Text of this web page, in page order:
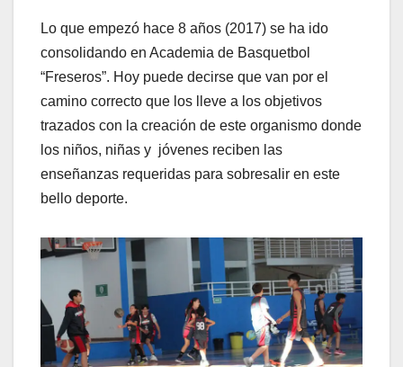
Lo que empezó hace 8 años (2017) se ha ido
consolidando en Academia de Basquetbol
“Freseros”. Hoy puede decirse que van por el
camino correcto que los lleve a los objetivos
trazados con la creación de este organismo donde
los niños, niñas y jóvenes reciben las
enseñanzas requeridas para sobresalir en este
bello deporte.